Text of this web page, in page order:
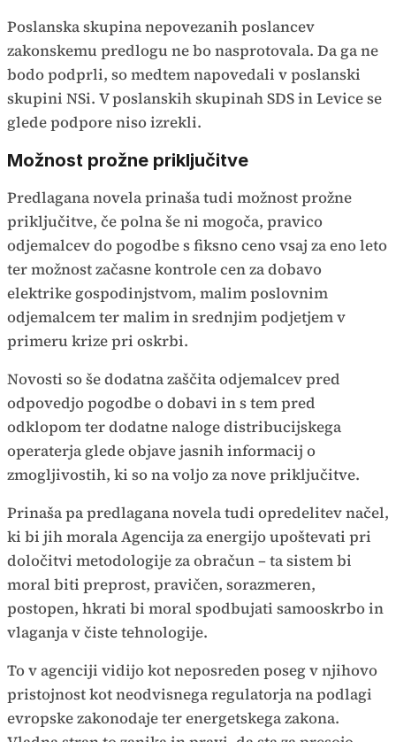
Poslanska skupina nepovezanih poslancev
zakonskemu predlogu ne bo nasprotovala. Da ga ne
bodo podprli, so medtem napovedali v poslanski
skupini NSi. V poslanskih skupinah SDS in Levice se
glede podpore niso izrekli.
Možnost prožne priključitve
Predlagana novela prinaša tudi možnost prožne
priključitve, če polna še ni mogoča, pravico
odjemalcev do pogodbe s fiksno ceno vsaj za eno leto
ter možnost začasne kontrole cen za dobavo
elektrike gospodinjstvom, malim poslovnim
odjemalcem ter malim in srednjim podjetjem v
primeru krize pri oskrbi.
Novosti so še dodatna zaščita odjemalcev pred
odpovedjo pogodbe o dobavi in s tem pred
odklopom ter dodatne naloge distribucijskega
operaterja glede objave jasnih informacij o
zmogljivostih, ki so na voljo za nove priključitve.
Prinaša pa predlagana novela tudi opredelitev načel,
ki bi jih morala Agencija za energijo upoštevati pri
določitvi metodologije za obračun – ta sistem bi
moral biti preprost, pravičen, sorazmeren,
postopen, hkrati bi moral spodbujati samooskrbo in
vlaganja v čiste tehnologije.
To v agenciji vidijo kot neposreden poseg v njihovo
pristojnost kot neodvisnega regulatorja na podlagi
evropske zakonodaje ter energetskega zakona.